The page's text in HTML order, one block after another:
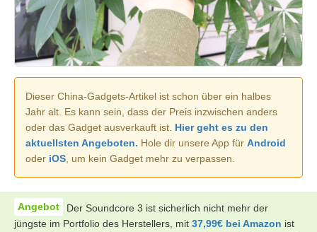
Dieser China-Gadgets-Artikel ist schon über ein halbes
Jahr alt. Es kann sein, dass der Preis inzwischen anders
oder das Gadget ausverkauft ist. Hier geht es zu den
aktuellsten Angeboten. Hole dir unsere App für Android
oder iOS , um kein Gadget mehr zu verpassen.
Der Soundcore 3 ist sicherlich nicht mehr der
jüngste im Portfolio des Herstellers, mit 37,99€ bei Amazon ist